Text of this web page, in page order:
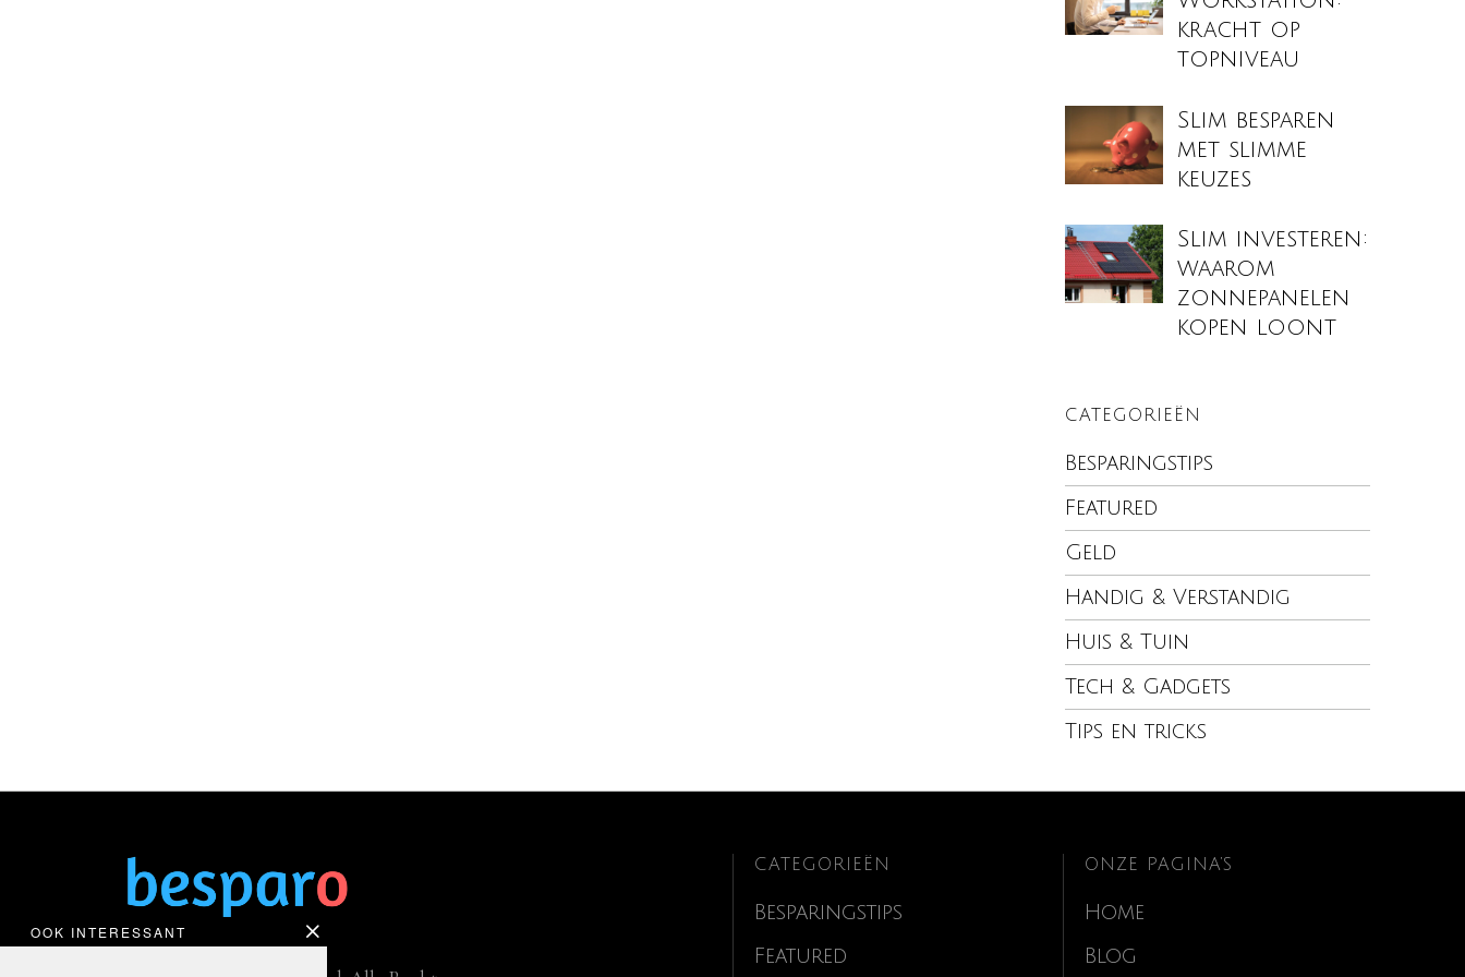
kracht op
topniveau
Slim besparen
met slimme
keuzes
Slim investeren:
waarom
zonnepanelen
kopen loont
CATEGORIEËN
Besparingstips
Featured
Geld
Handig & Verstandig
Huis & Tuin
Tech & Gadgets
Tips en tricks
OOK INTERESSANT
CATEGORIEËN
Besparingstips
Featured
ONZE PAGINA’S
Home
Blog